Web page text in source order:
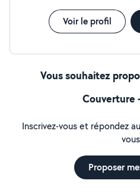
Voir le profil
Vous souhaitez
Couverture
Inscrivez-vous et répondez
Proposer